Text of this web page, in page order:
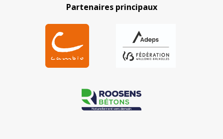
Partenaires principaux